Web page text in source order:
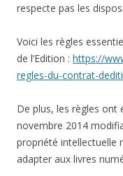
respecte pas les
Voici les règles
de l’Edition : https://
regles-du-contrat-
De plus, les règles ont
novembre 2014
propriété intellectuelle
adapter aux livres